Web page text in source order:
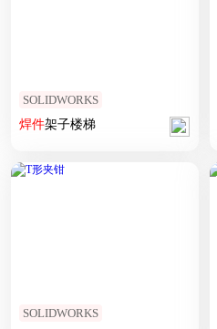
SOLIDWORKS
焊件架子楼梯
SOLIDWORKS